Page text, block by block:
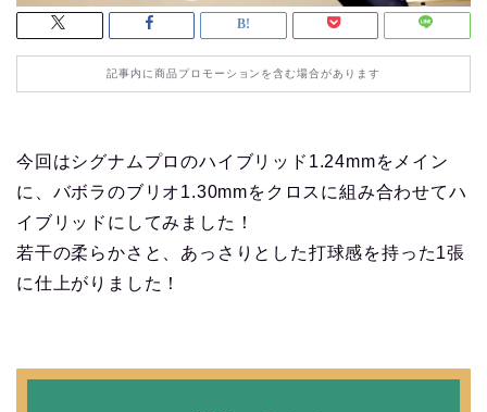
記事内に商品プロモーションを含む場合があります
今回はシグナムプロのハイブリッド1.24mmをメイン
に、バボラのブリオ1.30mmをクロスに組み合わせてハ
イブリッドにしてみました！
若干の柔らかさと、あっさりとした打球感を持った1張
に仕上がりました！